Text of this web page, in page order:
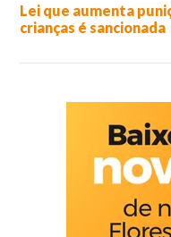
Lei que aumenta
crianças é sancionada